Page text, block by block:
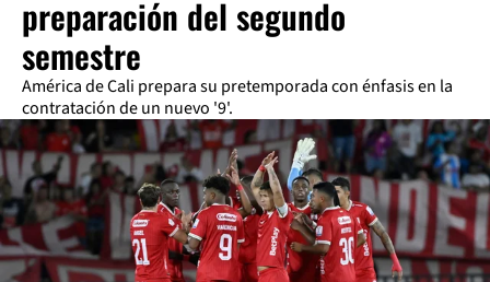
preparación del segundo
semestre
América de Cali prepara su pretemporada con énfasis en la
contratación de un nuevo '9'.